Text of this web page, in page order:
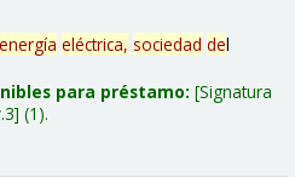
energía eléctrica, sociedad del
para préstamo: Signatura
(1).